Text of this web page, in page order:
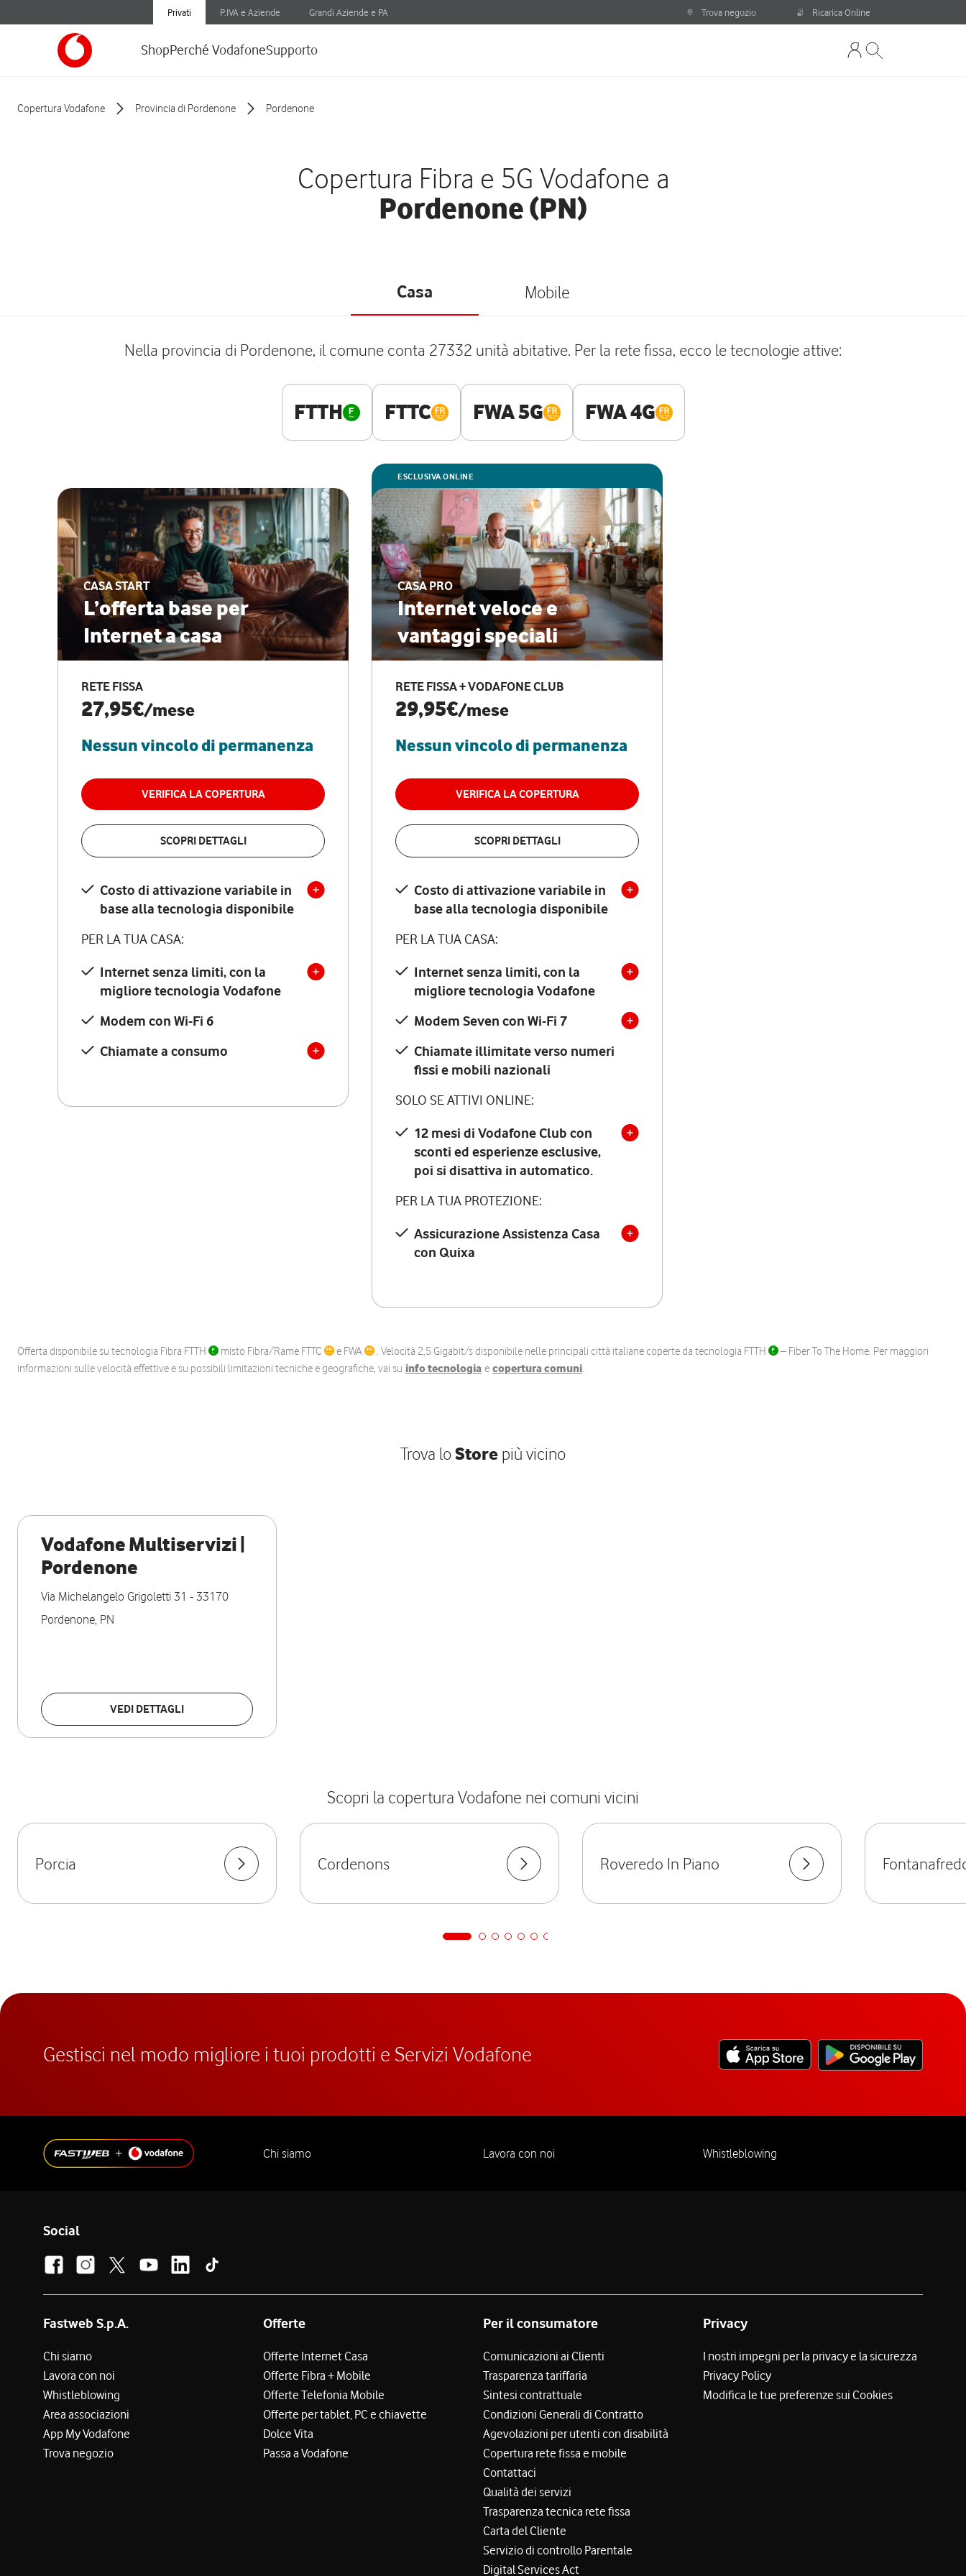
Privati P.IVA e Aziende Grandi Aziende e PA Trova negozio Ricarica Online
ShopPerché VodafoneSupporto
Copertura Vodafone Provincia di Pordenone Pordenone
Copertura Fibra e 5G Vodafone a
Pordenone (PN)
Casa Mobile
Nella provincia di Pordenone, il comune conta 27332 unità abitative. Per la rete fissa, ecco le tecnologie attive:
FTTH FTTC FWA 5G FWA 4G
CASA START
L’offerta base per
Internet a casa
RETE FISSA
27,95€/mese
Nessun vincolo di permanenza
VERIFICA LA COPERTURA
SCOPRI DETTAGLI
Costo di attivazione variabile in
base alla tecnologia disponibile
PER LA TUA CASA:
Internet senza limiti, con la
migliore tecnologia Vodafone
Modem con Wi-Fi 6
Chiamate a consumo
ESCLUSIVA ONLINE
CASA PRO
Internet veloce e
vantaggi speciali
RETE FISSA + VODAFONE CLUB
29,95€/mese
Nessun vincolo di permanenza
VERIFICA LA COPERTURA
SCOPRI DETTAGLI
Costo di attivazione variabile in
base alla tecnologia disponibile
PER LA TUA CASA:
Internet senza limiti, con la
migliore tecnologia Vodafone
Modem Seven con Wi-Fi 7
Chiamate illimitate verso numeri
fissi e mobili nazionali
SOLO SE ATTIVI ONLINE:
12 mesi di Vodafone Club con
sconti ed esperienze esclusive,
poi si disattiva in automatico.
PER LA TUA PROTEZIONE:
Assicurazione Assistenza Casa
con Quixa
Offerta disponibile su tecnologia Fibra FTTH misto Fibra/Rame FTTC e FWA . Velocità 2,5 Gigabit/s disponibile nelle principali città italiane coperte da tecnologia FTTH
– Fiber To The Home. Per maggiori
informazioni sulle velocità effettive e su possibili limitazioni tecniche e geografiche, vai su info tecnologia e copertura comuni.
Trova loStore più vicino
Vodafone Multiservizi |
Pordenone
Via Michelangelo Grigoletti 31 - 33170
Pordenone, PN
VEDI DETTAGLI
Scopri la copertura Vodafone nei comuni vicini
Porcia Cordenons Roveredo In Piano
Gestisci nel modo migliore i tuoi prodotti e Servizi Vodafone
Chi siamo Lavora con noi Whistleblowing
Social
Fastweb S.p.A.
Chi siamo
Lavora con noi
Whistleblowing
Area associazioni
App My Vodafone
Trova negozio
Offerte
Offerte Internet Casa
Offerte Fibra + Mobile
Offerte Telefonia Mobile
Offerte per tablet, PC e chiavette
Dolce Vita
Passa a Vodafone
Per il consumatore
Comunicazioni ai Clienti
Trasparenza tariffaria
Sintesi contrattuale
Condizioni Generali di Contratto
Agevolazioni per utenti con disabilità
Copertura rete fissa e mobile
Contattaci
Qualità dei servizi
Trasparenza tecnica rete fissa
Carta del Cliente
Servizio di controllo Parentale
Digital Services Act
Privacy
I nostri impegni per la privacy e la sicurezza
Privacy Policy
Modifica le tue preferenze sui Cookies